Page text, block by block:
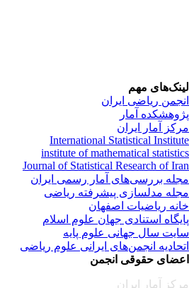
مهم
ریاضی ایران
آمار
آمار ایران
International Statistical
institute of mathematical
Journal of Statistical Research of
بررسی‌های آمار رسمی ایران
مدلسازی پیشرفته ریاضی
ریاضیات اصفهان
استنادی جهان علوم اسلام
سال جهانی علوم پایه
انجمن‌های ایرانی علوم ریاضی
حقوقی انجمن
آمار ایران